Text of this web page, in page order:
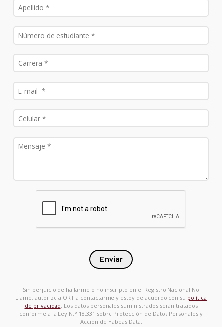
Enviar
Sin perjuicio de hallarme o no inscripto en el Registro Nacional No
Llame, autorizo a ORT a contactarme y estoy de acuerdo con su política
de privacidad . Los datos personales suministrados serán tratados
conforme a la Ley N.° 18.331 sobre Protección de Datos Personales y
Acción de Habeas Data.